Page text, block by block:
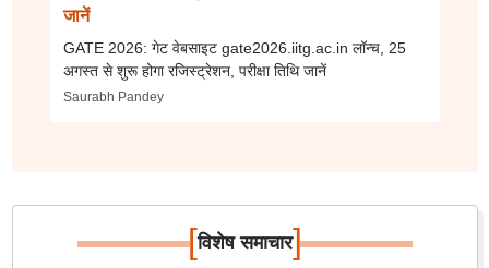
जानें
GATE 2026: गेट वेबसाइट gate2026.iitg.ac.in लॉन्च, 25
अगस्त से शुरू होगा रजिस्ट्रेशन, परीक्षा तिथि जानें
Saurabh Pandey
[विशेष समाचार]